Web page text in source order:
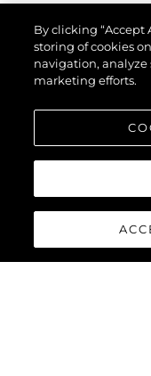
By clicking “Accept
storing of cookies
navigation, analyze
marketing efforts.